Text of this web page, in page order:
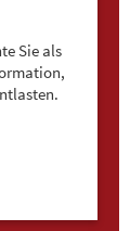
Sie als